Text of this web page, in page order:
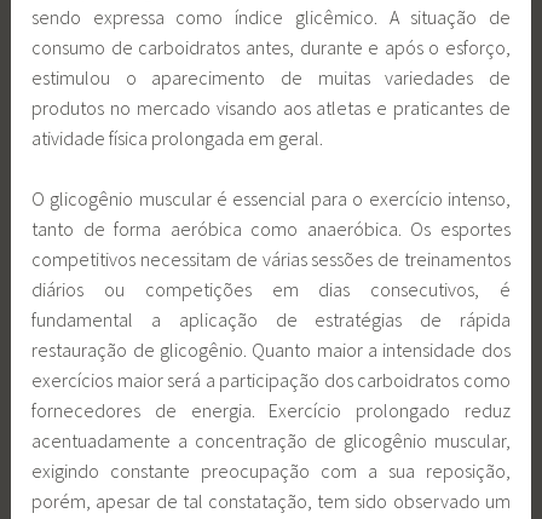
sendo expressa como índice glicêmico. A situação de
consumo de carboidratos antes, durante e após o esforço,
estimulou o aparecimento de muitas variedades de
produtos no mercado visando aos atletas e praticantes de
atividade física prolongada em geral.
O glicogênio muscular é essencial para o exercício intenso,
tanto de forma aeróbica como anaeróbica. Os esportes
competitivos necessitam de várias sessões de treinamentos
diários ou competições em dias consecutivos, é
fundamental a aplicação de estratégias de rápida
restauração de glicogênio. Quanto maior a intensidade dos
exercícios maior será a participação dos carboidratos como
fornecedores de energia. Exercício prolongado reduz
acentuadamente a concentração de glicogênio muscular,
exigindo constante preocupação com a sua reposição,
porém, apesar de tal constatação, tem sido observado um